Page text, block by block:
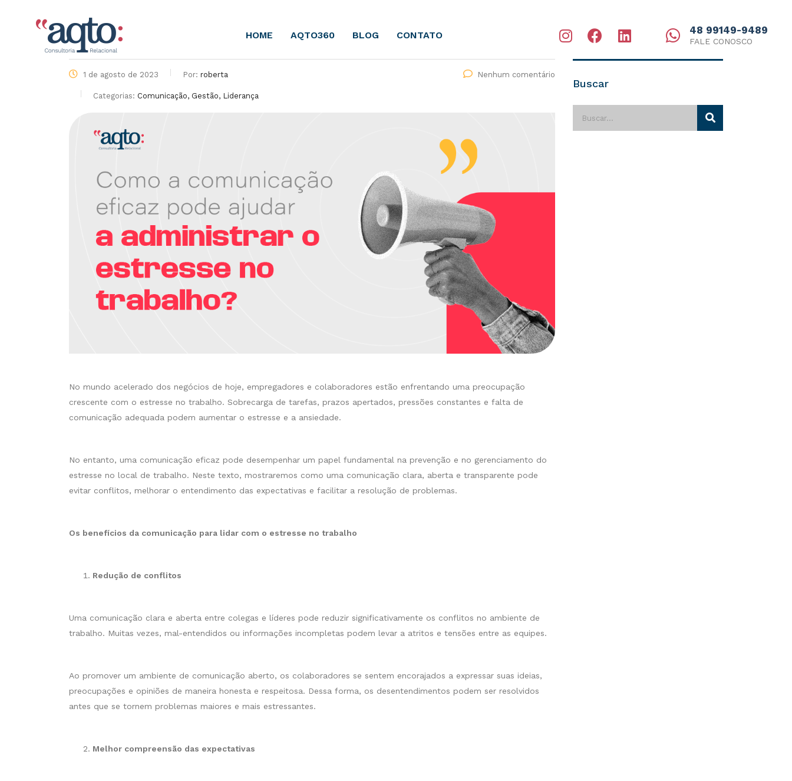
HOME AQTO360 BLOG CONTATO 48 99149-9489
FALE CONOSCO
1 de agosto de 2023 Por: roberta
Categorias: Comunicação, Gestão, Liderança
Nenhum comentário
No mundo acelerado dos negócios de hoje, empregadores e colaboradores estão enfrentando uma preocupação
crescente com o estresse no trabalho. Sobrecarga de tarefas, prazos apertados, pressões constantes e falta de
comunicação adequada podem aumentar o estresse e a ansiedade.
No entanto, uma comunicação eficaz pode desempenhar um papel fundamental na prevenção e no gerenciamento do
estresse no local de trabalho. Neste texto, mostraremos como uma comunicação clara, aberta e transparente pode
evitar conflitos, melhorar o entendimento das expectativas e facilitar a resolução de problemas.
Os benefícios da comunicação para lidar com o estresse no trabalho
Redução de conflitos
Uma comunicação clara e aberta entre colegas e líderes pode reduzir significativamente os conflitos no ambiente de
trabalho. Muitas vezes, mal-entendidos ou informações incompletas podem levar a atritos e tensões entre as equipes.
Ao promover um ambiente de comunicação aberto, os colaboradores se sentem encorajados a expressar suas ideias,
preocupações e opiniões de maneira honesta e respeitosa. Dessa forma, os desentendimentos podem ser resolvidos
antes que se tornem problemas maiores e mais estressantes.
Melhor compreensão das expectativas
Buscar